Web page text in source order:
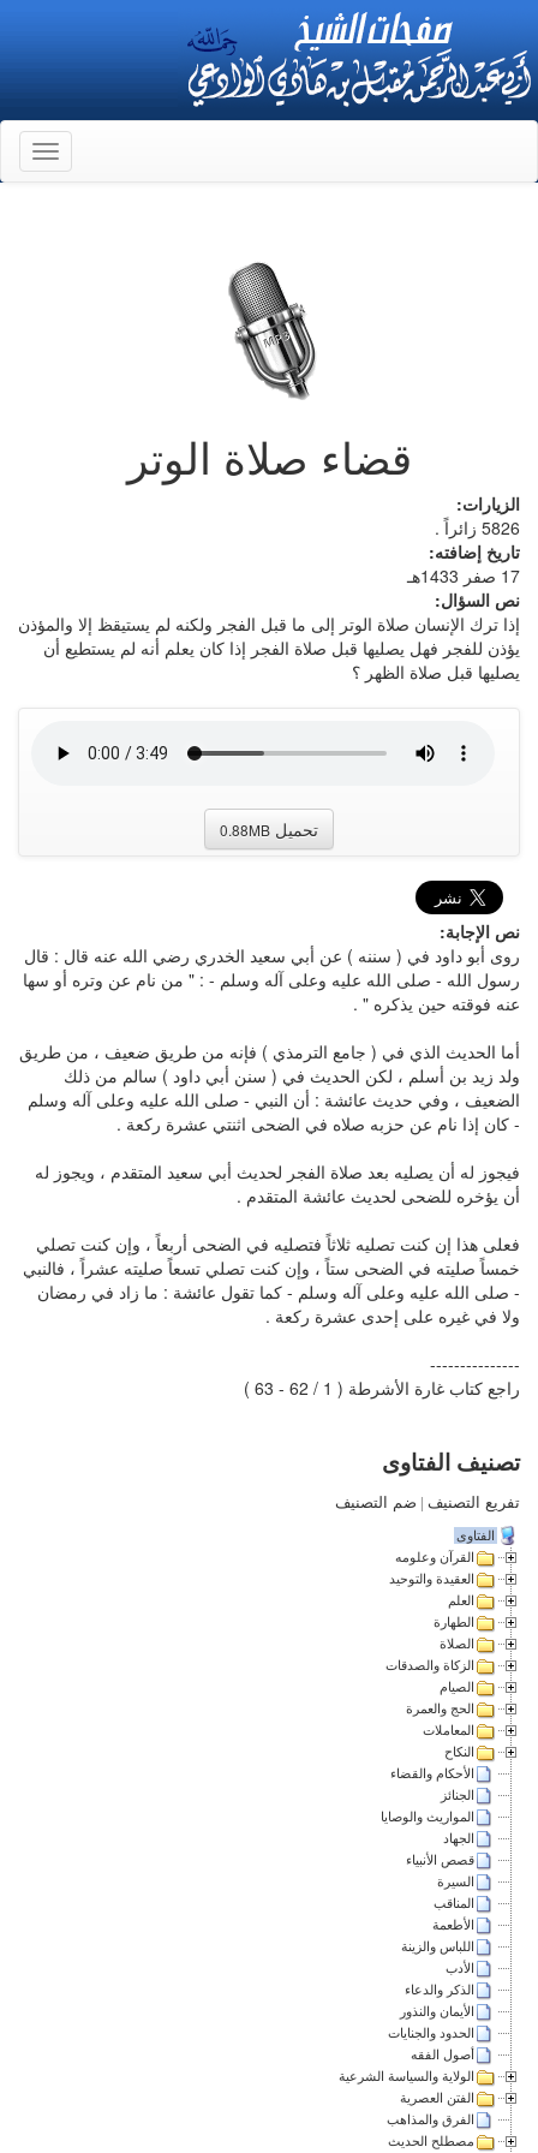
قضاء صلاة الوتر
الزيارات:
5826 زائراً .
تاريخ إضافته:
17 صفر 1433هـ
نص السؤال:
إذا ترك الإنسان صلاة الوتر إلى ما قبل الفجر ولكنه لم يستيقظ إلا والمؤذن
يؤذن للفجر فهل يصليها قبل صلاة الفجر إذا كان يعلم أنه لم يستطيع أن
يصليها قبل صلاة الظهر ؟
تحميل 0.88MB
نص الإجابة:
روى أبو داود في ( سننه ) عن أبي سعيد الخدري رضي الله عنه قال : قال
رسول الله - صلى الله عليه وعلى آله وسلم - : " من نام عن وتره أو سها
عنه فوقته حين يذكره " .
أما الحديث الذي في ( جامع الترمذي ) فإنه من طريق ضعيف ، من طريق
ولد زيد بن أسلم ، لكن الحديث في ( سنن أبي داود ) سالم من ذلك
الضعيف ، وفي حديث عائشة : أن النبي - صلى الله عليه وعلى آله وسلم
- كان إذا نام عن حزبه صلاه في الضحى اثنتي عشرة ركعة .
فيجوز له أن يصليه بعد صلاة الفجر لحديث أبي سعيد المتقدم ، ويجوز له
أن يؤخره للضحى لحديث عائشة المتقدم .
فعلى هذا إن كنت تصليه ثلاثاً فتصليه في الضحى أربعاً ، وإن كنت تصلي
خمساً صليته في الضحى ستاً ، وإن كنت تصلي تسعاً صليته عشراً ، فالنبي
- صلى الله عليه وعلى آله وسلم - كما تقول عائشة : ما زاد في رمضان
ولا في غيره على إحدى عشرة ركعة .
---------------
راجع كتاب غارة الأشرطة ( 1 / 62 - 63 )
تصنيف الفتاوى
تفريع التصنيف | ضم التصنيف
الفتاوى
القرآن وعلومه
العقيدة والتوحيد
العلم
الطهارة
الصلاة
الزكاة والصدقات
الصيام
الحج والعمرة
المعاملات
النكاح
الأحكام والقضاء
الجنائز
المواريث والوصايا
الجهاد
قصص الأنبياء
السيرة
المناقب
الأطعمة
اللباس والزينة
الأدب
الذكر والدعاء
الأيمان والنذور
الحدود والجنايات
أصول الفقه
الولاية والسياسة الشرعية
الفتن العصرية
الفرق والمذاهب
مصطلح الحديث